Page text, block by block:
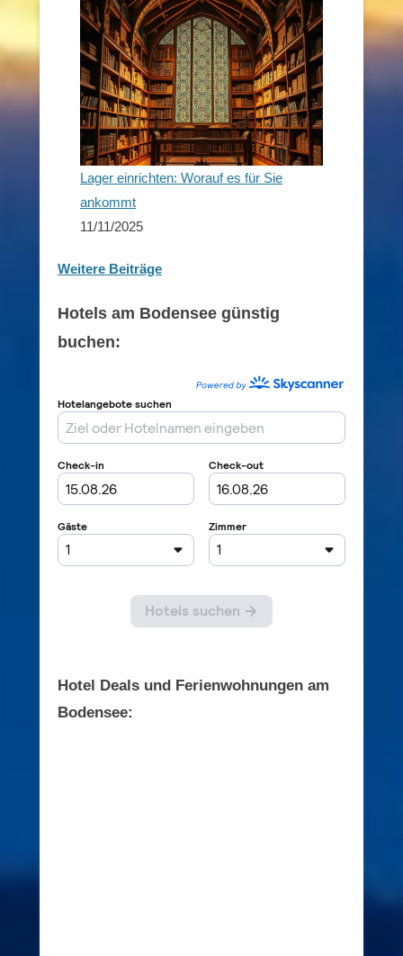
Lager einrichten: Worauf es für Sie
ankommt
11/11/2025
Weitere Beiträge
Hotels am Bodensee günstig
buchen:
Hotel Deals und Ferienwohnungen am
Bodensee: